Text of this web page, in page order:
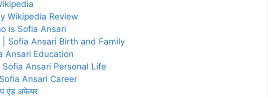
Wikipedia Review
is Sofia Ansari
| Sofia Ansari Birth and Family
Ansari Education
| Sofia Ansari Personal Life
Sofia Ansari Career
एंड अफेयर